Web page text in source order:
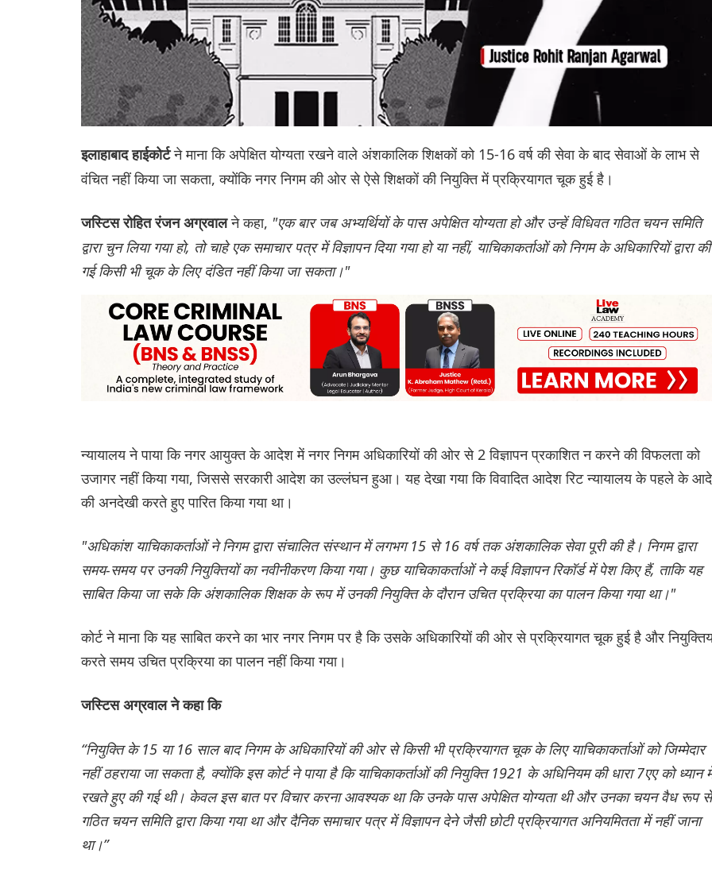
इलाहाबाद हाईकोर्टने माना कि अपेक्षित योग्यता रखने वाले अंशकालिक शिक्षकों को 15-16 वर्ष की सेवा के बाद सेवाओं के लाभ से
वंचित नहीं किया जा सकता, क्योंकि नगर निगम की ओर से ऐसे शिक्षकों की नियुक्ति में प्रक्रियागत चूक हुई है।
जस्टिस रोहित रंजन अग्रवालने कहा, "एक बार जब अभ्यर्थियों के पास अपेक्षित योग्यता हो और उन्हें विधिवत गठित चयन समिति
द्वारा चुन लिया गया हो, तो चाहे एक समाचार पत्र में विज्ञापन दिया गया हो या नहीं, याचिकाकर्ताओं को निगम के अधिकारियों द्वारा की
गई किसी भी चूक के लिए दंडित नहीं किया जा सकता।"
न्यायालय ने पाया कि नगर आयुक्त के आदेश में नगर निगम अधिकारियों की ओर से 2 विज्ञापन प्रकाशित न करने की विफलता को
उजागर नहीं किया गया, जिससे सरकारी आदेश का उल्लंघन हुआ। यह देखा गया कि विवादित आदेश रिट न्यायालय के पहले के
की अनदेखी करते हुए पारित किया गया था।
"अधिकांश याचिकाकर्ताओं ने निगम द्वारा संचालित संस्थान में लगभग 15 से 16 वर्ष तक अंशकालिक सेवा पूरी की है। निगम द्वारा
समय-समय पर उनकी नियुक्तियों का नवीनीकरण किया गया। कुछ याचिकाकर्ताओं ने कई विज्ञापन रिकॉर्ड में पेश किए हैं, ताकि यह
साबित किया जा सके कि अंशकालिक शिक्षक के रूप में उनकी नियुक्ति के दौरान उचित प्रक्रिया का पालन किया गया था।"
कोर्ट ने माना कि यह साबित करने का भार नगर निगम पर है कि उसके अधिकारियों की ओर से प्रक्रियागत चूक हुई है और
करते समय उचित प्रक्रिया का पालन नहीं किया गया।
जस्टिस अग्रवाल ने कहा कि
“नियुक्ति के 15 या 16 साल बाद निगम के अधिकारियों की ओर से किसी भी प्रक्रियागत चूक के लिए याचिकाकर्ताओं को जिम्मेदार
नहीं ठहराया जा सकता है, क्योंकि इस कोर्ट ने पाया है कि याचिकाकर्ताओं की नियुक्ति 1921 के अधिनियम की धारा 7एए को ध्यान
रखते हुए की गई थी। केवल इस बात पर विचार करना आवश्यक था कि उनके पास अपेक्षित योग्यता थी और उनका चयन वैध रूप से
गठित चयन समिति द्वारा किया गया था और दैनिक समाचार पत्र में विज्ञापन देने जैसी छोटी प्रक्रियागत अनियमितता में नहीं जाना
था।”